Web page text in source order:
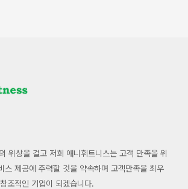
위상을 걸고 저희 애니휘트니스는 고객 만족을 위
스 제공에 주력할 것을 약속하며 고객만족을 최우
조적인 기업이 되겠습니다.